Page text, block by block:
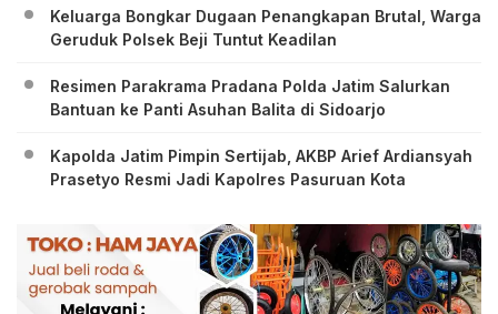
Keluarga Bongkar Dugaan Penangkapan Brutal, Warga
Geruduk Polsek Beji Tuntut Keadilan
Resimen Parakrama Pradana Polda Jatim Salurkan
Bantuan ke Panti Asuhan Balita di Sidoarjo
Kapolda Jatim Pimpin Sertijab, AKBP Arief Ardiansyah
Prasetyo Resmi Jadi Kapolres Pasuruan Kota